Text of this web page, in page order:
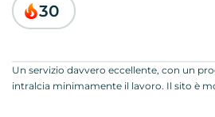
30
Un servizio davvero eccellente, con un
intralcia minimamente il lavoro. Il sito è